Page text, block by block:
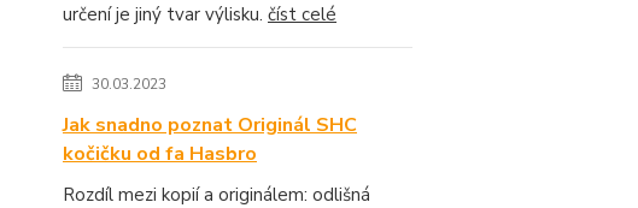
určení je jiný tvar výlisku. číst celé
30.03.2023
Jak snadno poznat Originál SHC
kočičku od fa Hasbro
Rozdíl mezi kopií a originálem: odlišná